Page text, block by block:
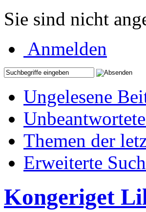
Sie sind nicht
Anmelden
Ungelesene
Themen der
Erweiterte
Kongeriget